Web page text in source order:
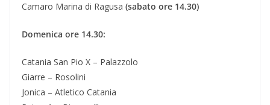
Camaro Marina di Ragusa (sabato ore 14.30)
Domenica ore 14.30:
Catania San Pio X – Palazzolo
Giarre – Rosolini
Jonica – Atletico Catania